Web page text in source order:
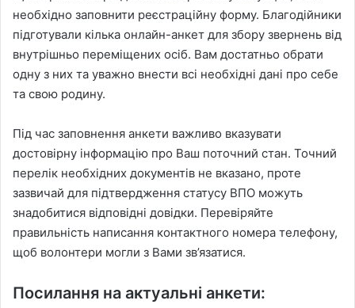
необхідно заповнити реєстраційну форму. Благодійники
підготували кілька онлайн-анкет для збору звернень від
внутрішньо переміщених осіб. Вам достатньо обрати
одну з них та уважно внести всі необхідні дані про себе
та свою родину.
Під час заповнення анкети важливо вказувати
достовірну інформацію про Ваш поточний стан. Точний
перелік необхідних документів не вказано, проте
зазвичай для підтвердження статусу ВПО можуть
знадобитися відповідні довідки. Перевіряйте
правильність написання контактного номера телефону,
щоб волонтери могли з Вами зв’язатися.
Посилання на актуальні анкети: